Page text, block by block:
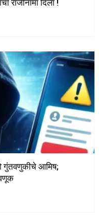
राजीनामा दिला !
गुंतवणुकीचे आमिष;